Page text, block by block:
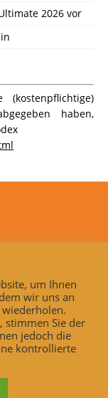
2026 vor
haben,
haben, handeln wir
um Ihnen
wir uns an
stimmen Sie der
jedoch die
kontrollierte